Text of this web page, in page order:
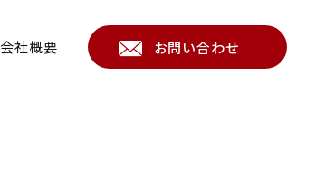
会社概要 お問い合わせ